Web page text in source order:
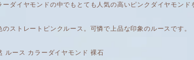
ーダイヤモンドの中でもとても人気の高いピンクダイヤモンド
のストレートピンクルース。可憐で上品な印象のルースです。
ルース カラーダイヤモンド 裸石